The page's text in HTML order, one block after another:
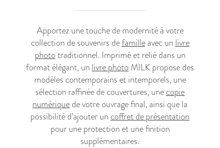
Apportez une touche de modernité à votre
collection de souvenirs defamilleavec un livre
phototraditionnel. Imprimé et relié dans un
format élégant, un livre photo MILK propose des
modèles contemporains et intemporels, une
sélection raffinée de couvertures, unecopie
numériquede votre ouvrage final, ainsi que la
possibilité d’ajouter un coffret de présentation
pour une protection et une finition
supplémentaires.